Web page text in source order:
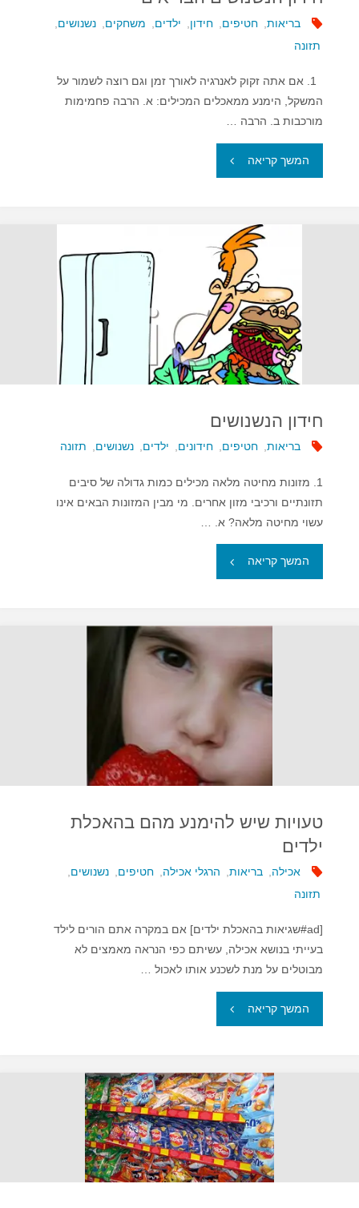
בריאות חטיפים חידון ילדים משחקים נשנושים
תזונה
1. אם אתה זקוק לאנרגיה לאורך זמן וגם רוצה לשמור על
המשקל, הימנע ממאכלים המכילים: א. הרבה פחמימות
מורכבות ב. הרבה …
המשך קריאה "חידון
הבריאים"
חידון הנשנושים
בריאות חטיפים חידונים ילדים נשנושים תזונה
1. מזונות מחיטה מלאה מכילים כמות גדולה של סיבים
תזונתיים ורכיבי מזון אחרים. מי מבין המזונות הבאים אינו
עשוי מחיטה מלאה? א. …
המשך קריאה "חידון
טעויות שיש להימנע מהם בהאכלת
ילדים
אכילה בריאות הרגלי אכילה חטיפים נשנושים
תזונה
[ad#שגיאות בהאכלת ילדים] אם במקרה אתם הורים לילד
בעייתי בנושא אכילה, עשיתם כפי הנראה מאמצים לא
מבוטלים על מנת לשכנע אותו לאכול …
המשך קריאה "טעויות
להימנע
מהם
בהאכלת
ילדים"